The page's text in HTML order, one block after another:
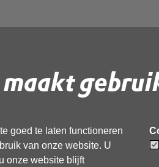
goed te laten functioneren
van onze website. U
onze website blijft
document te downloaden.
Kroon Schagen’,